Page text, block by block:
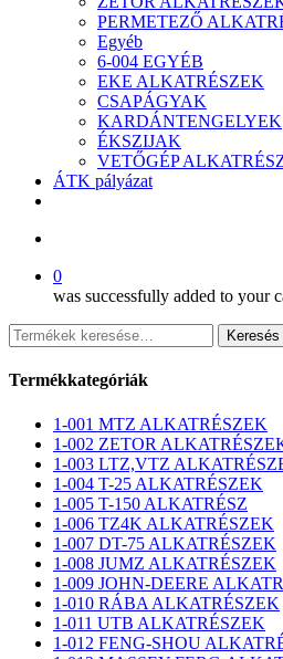
PERMETEZŐ
Egyéb
6-004 EGYÉB
EKE ALKATRÉSZEK
CSAPÁGYAK
KARDÁNTENGELYEK
ÉKSZIJAK
VETŐGÉP
ÁTK pályázat
0
was successfully added to your
Keresés
a
következőre:
Keresés
Termékkategóriák
1-001 MTZ ALKATRÉSZEK
1-002 ZETOR
1-003 LTZ,VTZ
1-004 T-25 ALKATRÉSZEK
1-005 T-150 ALKATRÉSZ
1-006 TZ4K ALKATRÉSZEK
1-007 DT-75 ALKATRÉSZEK
1-008 JUMZ ALKATRÉSZEK
1-009 JOHN-DEERE
1-010 RÁBA ALKATRÉSZEK
1-011 UTB ALKATRÉSZEK
1-012 FENG-SHOU